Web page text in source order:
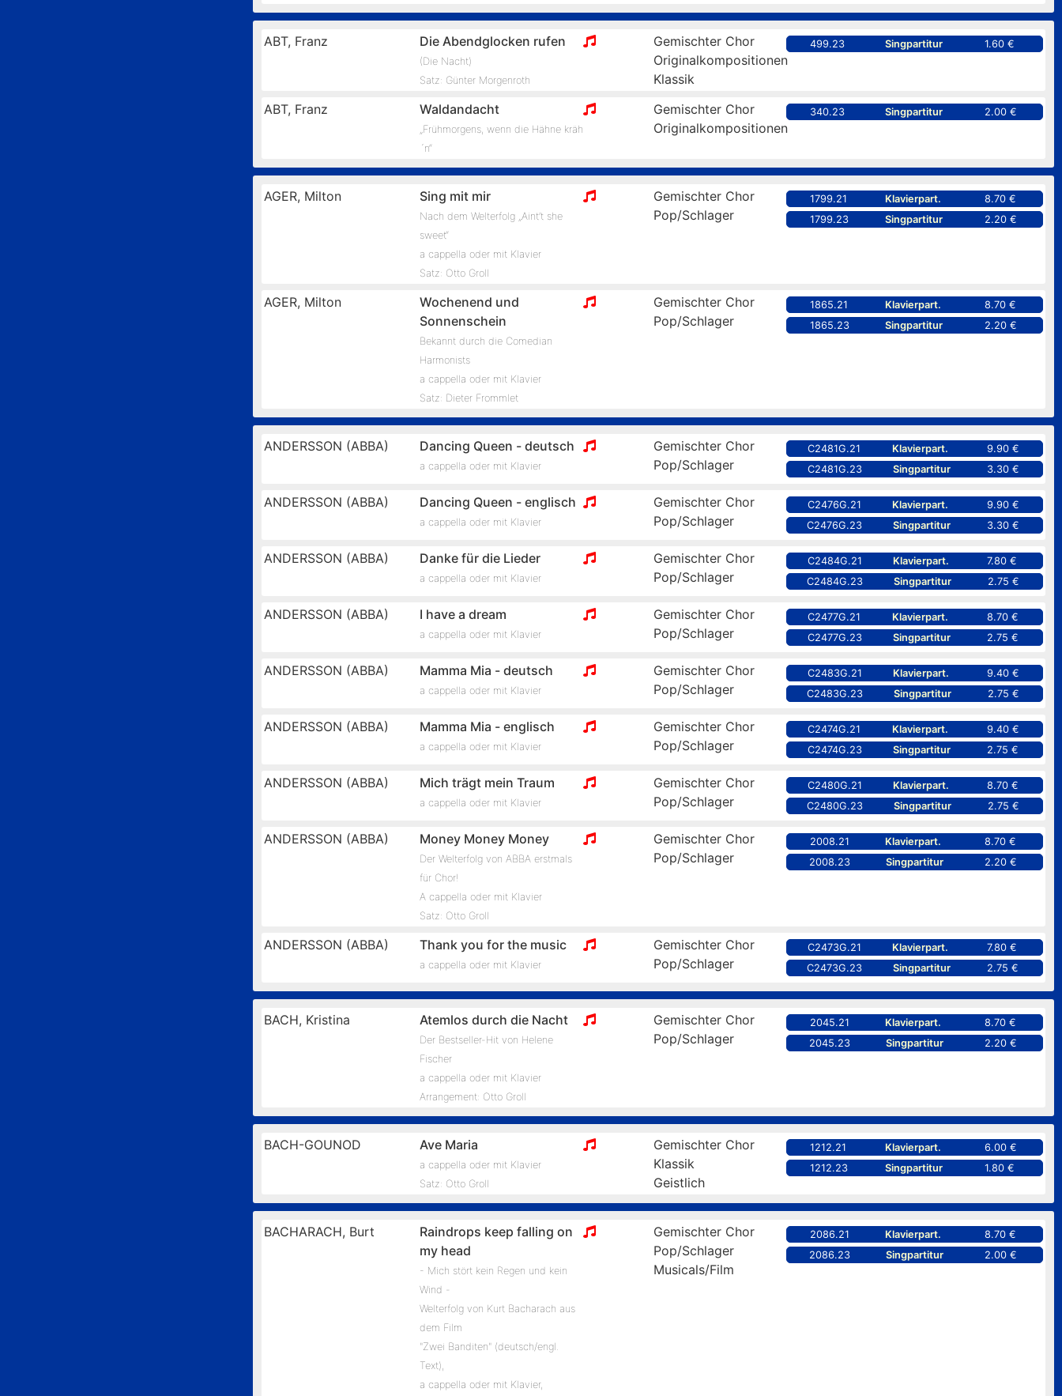
ABT, Franz Die Abendglocken rufen
(Die Nacht)
Satz: Günter Morgenroth
Gemischter Chor
Originalkompositionen
Klassik
499.23 Singpartitur 1.60 €
ABT, Franz Waldandacht
„Frühmorgens, wenn die Hähne kräh
´n“
Gemischter Chor
Originalkompositionen
340.23 Singpartitur 2.00 €
AGER, Milton Sing mit mir
Nach dem Welterfolg „Aint’t she
sweet“
a cappella oder mit Klavier
Satz: Otto Groll
Gemischter Chor
Pop/Schlager
1799.21 Klavierpart.
8.70 €
1799.23
Singpartitur 2.20 €
AGER, Milton
Wochenend und
Sonnenschein
Bekannt durch die Comedian
Harmonists
a cappella oder mit Klavier
Satz: Dieter Frommlet
Gemischter Chor
Pop/Schlager
1865.21 Klavierpart.
8.70 €
1865.23
Singpartitur 2.20 €
ANDERSSON (ABBA) Dancing Queen - deutsch
a cappella oder mit Klavier
Gemischter Chor
Pop/Schlager
C2481G.21 Klavierpart.
9.90 €
C2481G.23
Singpartitur 3.30 €
ANDERSSON (ABBA) Dancing Queen - englisch
a cappella oder mit Klavier
Gemischter Chor
Pop/Schlager
C2476G.21 Klavierpart.
9.90 €
C2476G.23
Singpartitur 3.30 €
ANDERSSON (ABBA) Danke für die Lieder
a cappella oder mit Klavier
Gemischter Chor
Pop/Schlager
C2484G.21 Klavierpart.
7.80 €
C2484G.23
Singpartitur 2.75 €
ANDERSSON (ABBA) I have a dream
a cappella oder mit Klavier
Gemischter Chor
Pop/Schlager
C2477G.21 Klavierpart.
8.70 €
C2477G.23
Singpartitur 2.75 €
ANDERSSON (ABBA) Mamma Mia - deutsch
a cappella oder mit Klavier
Gemischter Chor
Pop/Schlager
C2483G.21 Klavierpart.
9.40 €
C2483G.23
Singpartitur 2.75 €
ANDERSSON (ABBA) Mamma Mia - englisch
a cappella oder mit Klavier
Gemischter Chor
Pop/Schlager
C2474G.21 Klavierpart.
9.40 €
C2474G.23
Singpartitur 2.75 €
ANDERSSON (ABBA) Mich trägt mein Traum
a cappella oder mit Klavier
Gemischter Chor
Pop/Schlager
C2480G.21 Klavierpart.
8.70 €
C2480G.23
Singpartitur 2.75 €
ANDERSSON (ABBA) Money Money Money
Der Welterfolg von ABBA erstmals
für Chor!
A cappella oder mit Klavier
Satz: Otto Groll
Gemischter Chor
Pop/Schlager
2008.21 Klavierpart.
8.70 €
2008.23
Singpartitur 2.20 €
ANDERSSON (ABBA) Thank you for the music
a cappella oder mit Klavier
Gemischter Chor
Pop/Schlager
C2473G.21 Klavierpart.
7.80 €
C2473G.23
Singpartitur 2.75 €
BACH, Kristina Atemlos durch die Nacht
Der Bestseller-Hit von Helene
Fischer
a cappella oder mit Klavier
Arrangement: Otto Groll
Gemischter Chor
Pop/Schlager
2045.21 Klavierpart.
8.70 €
2045.23
Singpartitur 2.20 €
BACH-GOUNOD Ave Maria
a cappella oder mit Klavier
Satz: Otto Groll
Gemischter Chor
Klassik
Geistlich
1212.21 Klavierpart.
6.00 €
1212.23
Singpartitur 1.80 €
BACHARACH, Burt
Raindrops keep falling on
my head
- Mich stört kein Regen und kein
Wind -
Welterfolg von Kurt Bacharach aus
dem Film
"Zwei Banditen" (deutsch/engl.
Text),
a cappella oder mit Klavier,
Gemischter Chor
Pop/Schlager
Musicals/Film
2086.21 Klavierpart.
8.70 €
2086.23
Singpartitur 2.00 €